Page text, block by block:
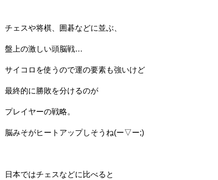
チェスや将棋、囲碁などに並ぶ、
盤上の激しい頭脳戦…
サイコロを使うので運の要素も強いけど
最終的に勝敗を分けるのが
プレイヤーの戦略。
脳みそがヒートアップしそうね(ー▽ー;)
日本ではチェスなどに比べると